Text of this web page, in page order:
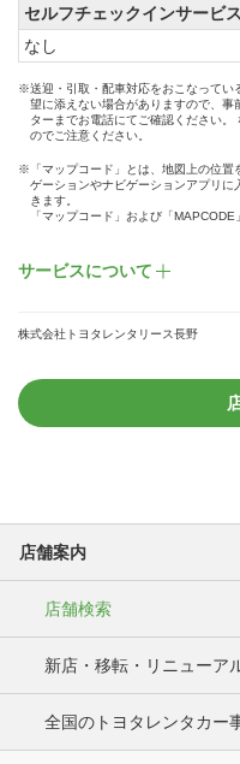
セルフチェックインサービス
なし
※送迎・引取・配車対応をおこなってい
望に添えない場合がありますので、
ターまでお電話にてご確認ください
のでご注意ください。
※「マップコード」とは、地図上の位置
ゲーションやナビゲーションアプリ
きます。
「マップコード」および「
サービスについて
株式会社トヨタレンタリース長野
店舗案内
店舗検索
新店・移転・リニューア
全国のトヨタレンタカー